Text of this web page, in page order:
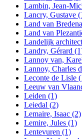
Lambin, Jean-
Lancry, Gustave
Land van
Land van
Landelijk
Landry, Gérard
Lannoy van,
Lannoy, Charles
Leconte de Lisle
Leeuw van
Leiden (1)
Leiedal (2)
Lemaire, Isaac (2)
Lemire, Jules (1)
Lentevuren (1)